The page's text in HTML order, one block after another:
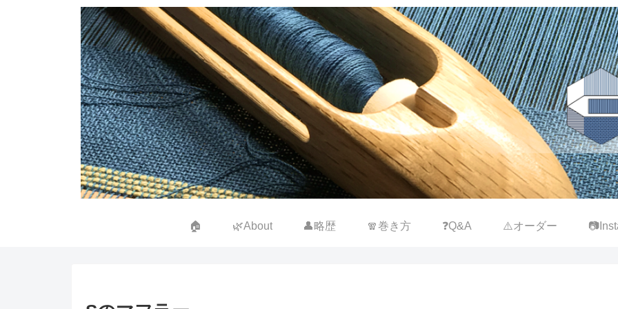
🏠 🌿About 👤略歴 🧣巻き方 ❓Q&A ⚠️オーダー